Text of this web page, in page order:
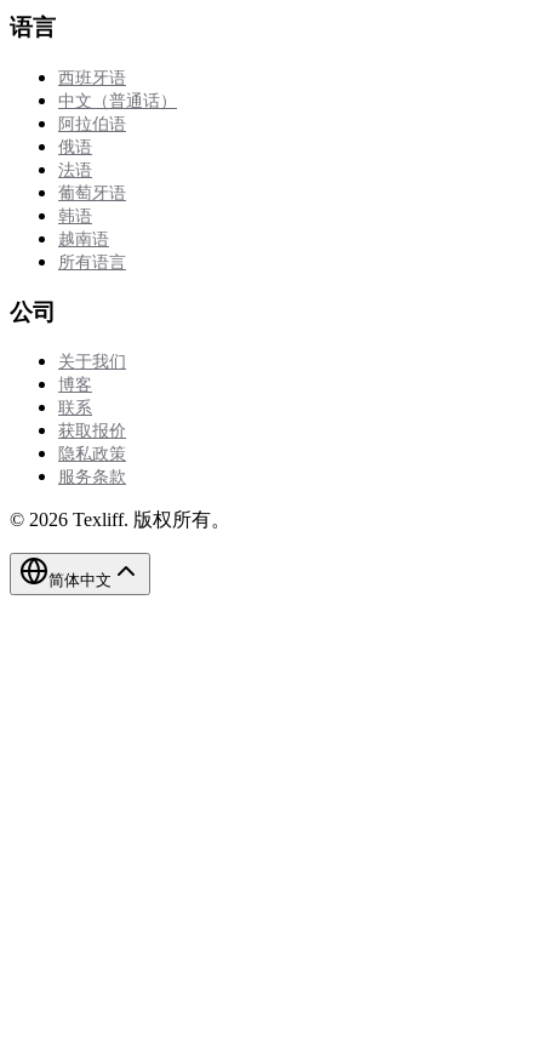
语言
西班牙语
中文（普通话）
阿拉伯语
俄语
法语
葡萄牙语
韩语
越南语
所有语言
公司
关于我们
博客
联系
获取报价
隐私政策
服务条款
© 2026 Texliff. 版权所有。
简体中文